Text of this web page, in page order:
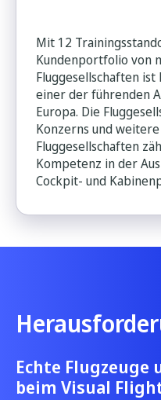
Mit 12
Kundenportfolio von
Fluggesellschaften
einer der führenden
Europa. Die
Konzerns und
Fluggesellschaften
Kompetenz in der
Cockpit- und
Echte
beim Visual